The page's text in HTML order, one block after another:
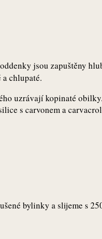
jsou zapuštěny
chlupaté.
uzrávají kopinaté
s carvonem a
bylinky a slijeme s